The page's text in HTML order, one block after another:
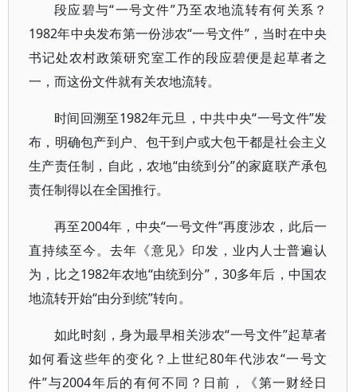
段应碧与“一号文件”乃至农地流转有何关系？
1982年中央发布第一份涉农“一号文件”，当时在中央
书记处农村政策研究室工作的段应碧便是起草者之
一，而这份文件就有关农地流转。
时间回溯至1982年元旦，中共中央“一号文件”发
布，明确包产到户、包干到户或大包干都是社会主义
生产责任制，自此，农地“由统到分”的家庭联产承包
责任制得以在全国推行。
再至2004年，中央“一号文件”再度涉农，此后一
直持续至今。去年《意见》印发，业内人士普遍认
为，比之1982年农地“由统到分”，30多年后，中国农
地流转开始“由分到统”转向。
如此时刻，身为最早相关涉农“一号文件”起草者
如何看这些年的变化？上世纪80年代涉农“一号文
件”与2004年后的有何不同？日前，《第一财经日